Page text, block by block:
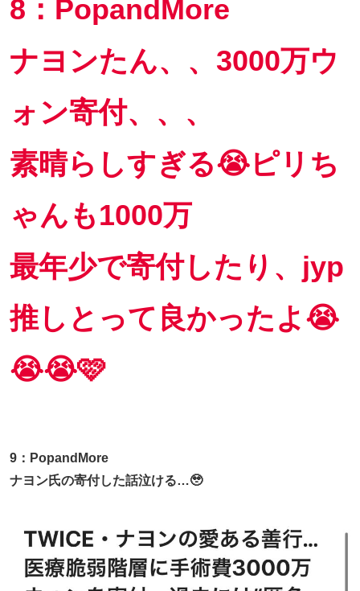
8：PopandMore
ナヨンたん、、3000万ウ
ォン寄付、、、
素晴らしすぎる😭ピリち
ゃんも1000万
最年少で寄付したり、jyp
推しとって良かったよ😭
😭😭🩷
9：PopandMore
ナヨン氏の寄付した話泣ける…🥹